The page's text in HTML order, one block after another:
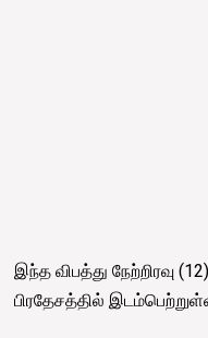
இந்த விபத்து நேற்றிரவு
பிரதேசத்தில்